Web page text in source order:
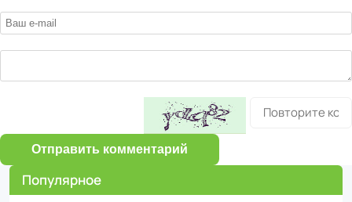
Отправить комментарий
Популярное